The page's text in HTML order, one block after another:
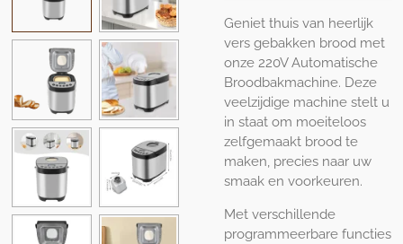
Geniet thuis van heerlijk
vers gebakken brood met
onze 220V Automatische
Broodbakmachine. Deze
veelzijdige machine stelt u
in staat om moeiteloos
zelfgemaakt brood te
maken, precies naar uw
smaak en voorkeuren.
Met verschillende
programmeerbare functies